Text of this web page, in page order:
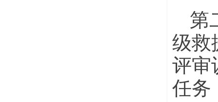
第
级救
评审
任务